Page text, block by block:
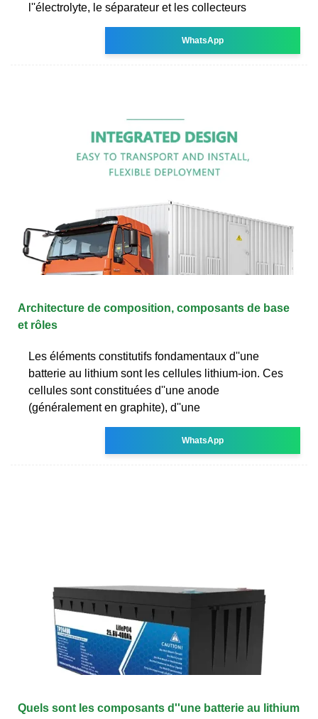
l''électrolyte, le séparateur et les collecteurs
WhatsApp
Architecture de composition, composants de base
et rôles
Les éléments constitutifs fondamentaux d''une
batterie au lithium sont les cellules lithium-ion. Ces
cellules sont constituées d''une anode
(généralement en graphite), d''une
WhatsApp
Quels sont les composants d''une batterie au lithium